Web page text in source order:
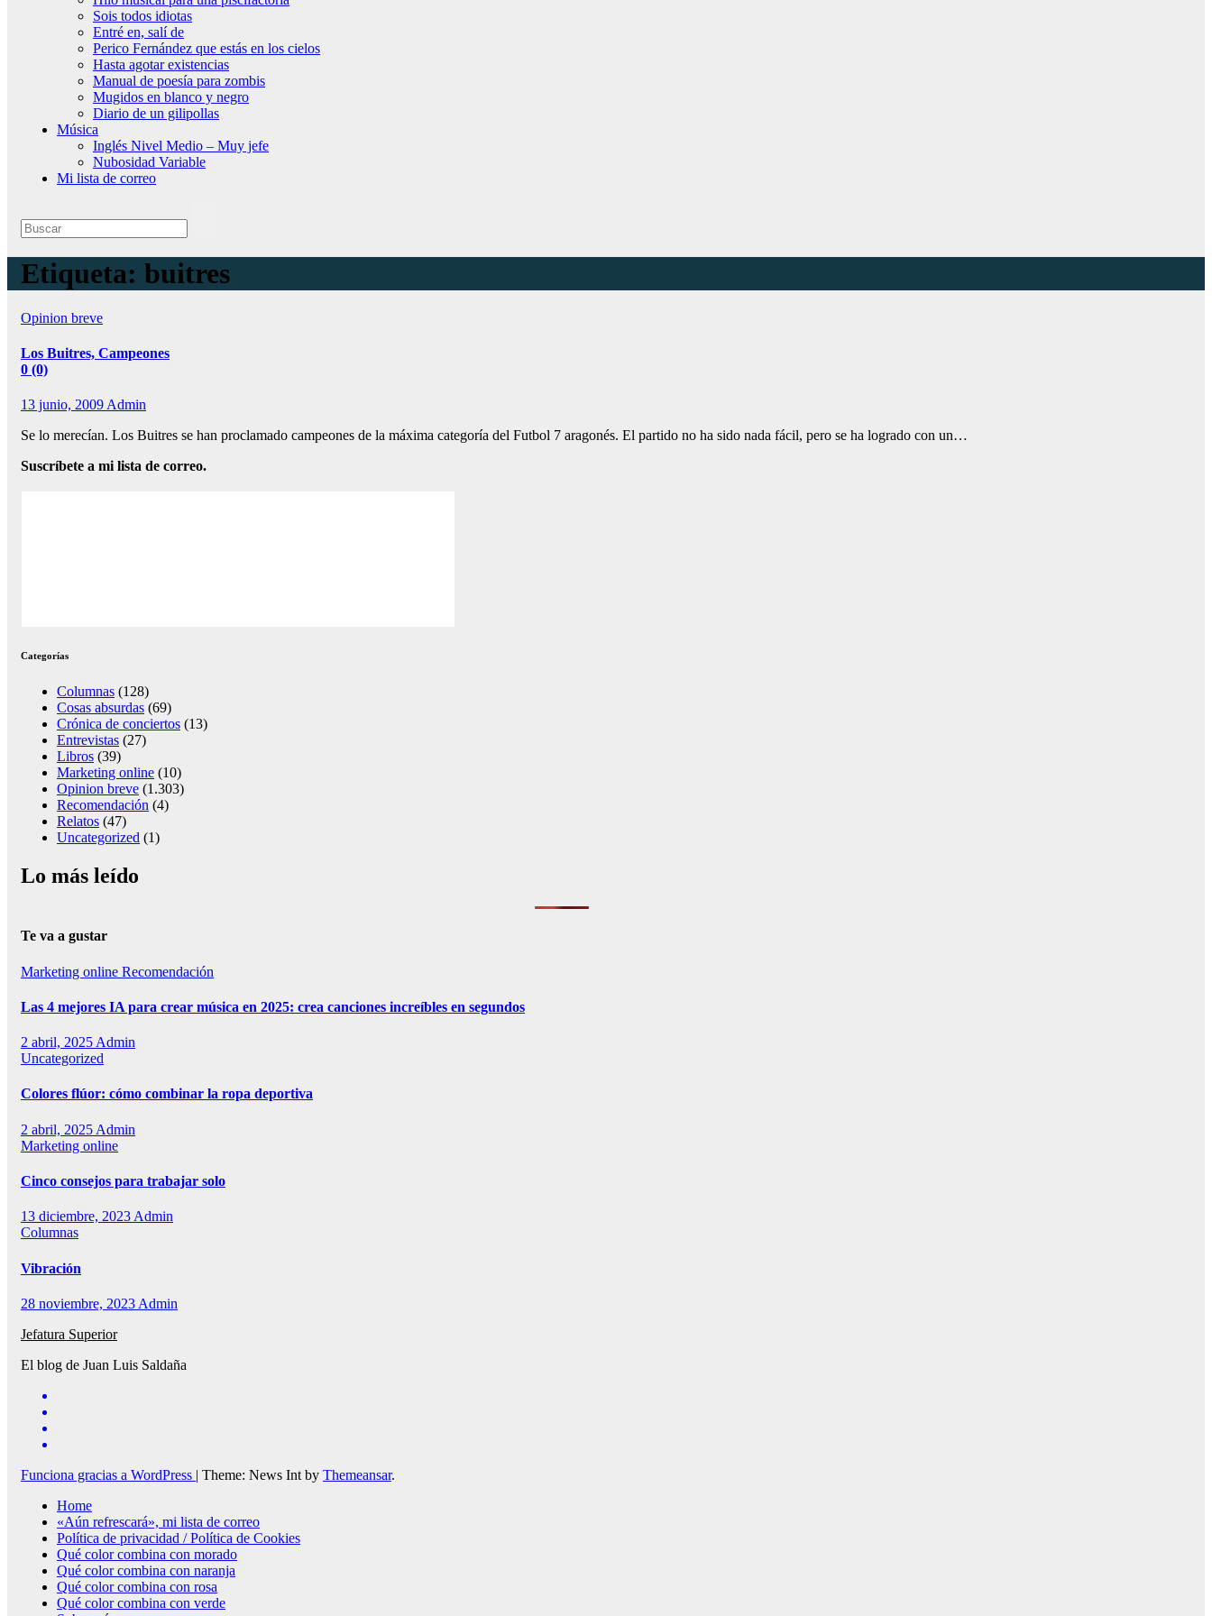
Sois todos idiotas
Entré en, salí de
Perico Fernández que estás en los cielos
Hasta agotar existencias
Manual de poesía para zombis
Mugidos en blanco y negro
Diario de un gilipollas
Música
Inglés Nivel Medio – Muy jefe
Nubosidad Variable
Mi lista de correo
Etiqueta: buitres
Opinion breve
Los Buitres, Campeones
0 (0)
13 junio, 2009Admin
Se lo merecían. Los Buitres se han proclamado campeones de la máxima categoría del Futbol 7 aragonés. El partido no ha sido nada fácil, pero se ha logrado con un…
Suscríbete a mi lista de correo.
Categorías
Columnas (128)
Cosas absurdas (69)
Crónica de conciertos (13)
Entrevistas (27)
Libros (39)
Marketing online (10)
Opinion breve (1.303)
Recomendación (4)
Relatos (47)
Uncategorized (1)
Lo más leído
Te va a gustar
Marketing online Recomendación
Las 4 mejores IA para crear música en 2025: crea canciones increíbles en segundos
2 abril, 2025 Admin
Uncategorized
Colores flúor: cómo combinar la ropa deportiva
2 abril, 2025 Admin
Marketing online
Cinco consejos para trabajar solo
13 diciembre, 2023 Admin
Columnas
Vibración
28 noviembre, 2023 Admin
Jefatura Superior
El blog de Juan Luis Saldaña
Funciona gracias a WordPress | Theme: News Int by Themeansar.
Home
«Aún refrescará», mi lista de correo
Política de privacidad / Política de Cookies
Qué color combina con morado
Qué color combina con naranja
Qué color combina con rosa
Qué color combina con verde